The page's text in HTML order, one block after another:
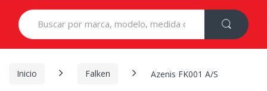
Search
for:
Inicio Falken Azenis FK001 A/S